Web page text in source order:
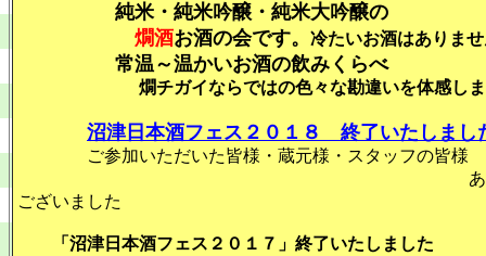
純米・純米吟醸・純米大吟醸の
燗酒お酒の会です。 冷たいお酒はありま
常温～温かいお酒の飲みくらべ
燗チガイならではの色々な勘違いを体感しま
沼津日本酒フェス２０１８ 終了いたしまし
ご参加いただいた皆様・蔵元様・スタッフの皆様
ありがと
ございました
「沼津日本酒フェス２０１７」終了いたしました